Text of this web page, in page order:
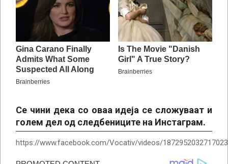
Се чини дека со оваа идеја се сложуваат и
голем дел од следбениците на Инстаграм.
https://www.facebook.com/Vocativ/videos/